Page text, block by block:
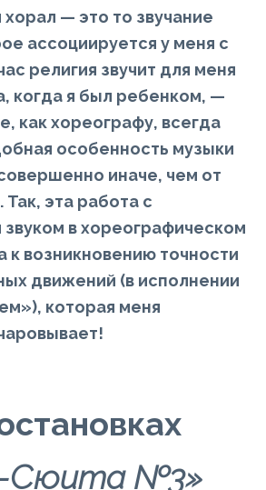
хорал — это то звучание
ассоциируется у меня с
религия звучит для меня
когда я был ребенком, —
как хореографу, всегда
особенность музыки
иначе, чем от
эта работа с
звуком в хореографическом
к возникновению точности
движений (в исполнении
которая меня
Сюита №3»